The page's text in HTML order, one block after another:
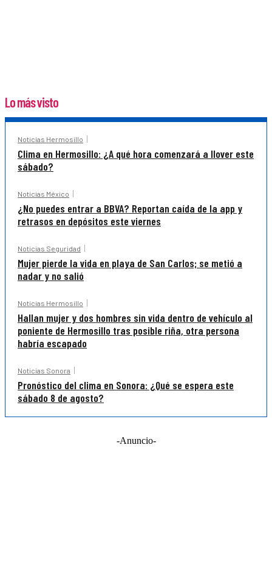
Lo más visto
Noticias Hermosillo
Clima en Hermosillo: ¿A qué hora comenzará a llover este
sábado?
Noticias México
¿No puedes entrar a BBVA? Reportan caída de la app y
retrasos en depósitos este viernes
Noticias Seguridad
Mujer pierde la vida en playa de San Carlos; se metió a
nadar y no salió
Noticias Hermosillo
Hallan mujer y dos hombres sin vida dentro de vehículo al
poniente de Hermosillo tras posible riña, otra persona
habría escapado
Noticias Sonora
Pronóstico del clima en Sonora: ¿Qué se espera este
sábado 8 de agosto?
-Anuncio-